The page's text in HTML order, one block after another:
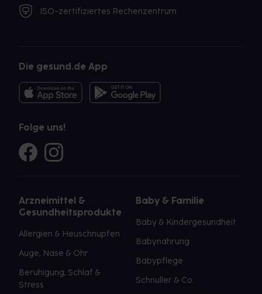
ISO-zertifiziertes Rechenzentrum
Die gesund.de App
Folge uns!
Arzneimittel &
Gesundheitsprodukte
Allergien & Heuschnupfen
Auge, Nase & Ohr
Beruhigung, Schlaf &
Stress
Baby & Familie
Baby & Kindergesundheit
Babynahrung
Babypflege
Schnuller & Co.